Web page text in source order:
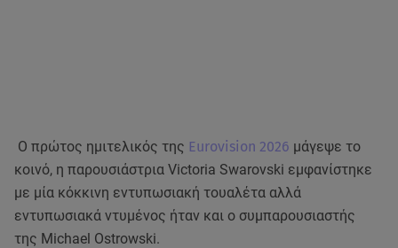
Ο πρώτος ημιτελικός της Eurovision 2026 μάγεψε το
κοινό, η παρουσιάστρια Victoria Swarovski εμφανίστηκε
με μία κόκκινη εντυπωσιακή τουαλέτα αλλά
εντυπωσιακά ντυμένος ήταν και ο συμπαρουσιαστής
της Michael Ostrowski.